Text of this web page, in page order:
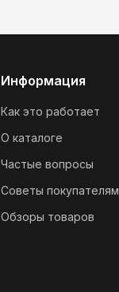
Информация
Как это работает
О каталоге
Частые вопросы
Советы покупателям
Обзоры товаров